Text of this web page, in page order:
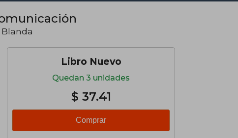
Blanda
Libro Nuevo
Quedan 3 unidades
$ 37.41
Comprar